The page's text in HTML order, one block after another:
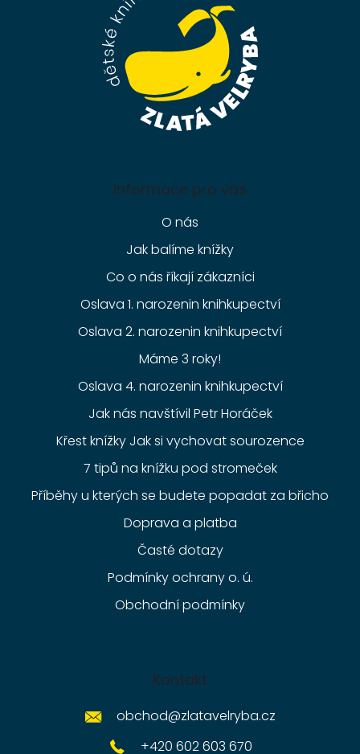
Informace pro vás
O nás
Jak balíme knížky
Co o nás říkají zákazníci
Oslava 1. narozenin knihkupectví
Oslava 2. narozenin knihkupectví
Máme 3 roky!
Oslava 4. narozenin knihkupectví
Jak nás navštívil Petr Horáček
Křest knížky Jak si vychovat sourozence
7 tipů na knížku pod stromeček
Příběhy u kterých se budete popadat za břicho
Doprava a platba
Časté dotazy
Podmínky ochrany o. ú.
Obchodní podmínky
Kontakt
obchod@zlatavelryba.cz
+420 602 603 670